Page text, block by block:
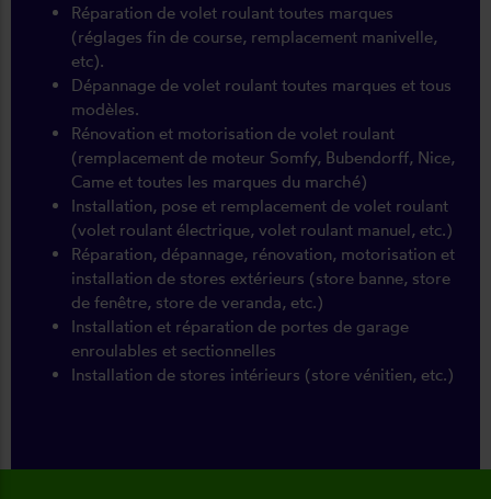
Réparation de volet roulant toutes marques
(réglages fin de course, remplacement manivelle,
etc).
Dépannage de volet roulant toutes marques et tous
modèles.
Rénovation et motorisation de volet roulant
(remplacement de moteur Somfy, Bubendorff, Nice,
Came et toutes les marques du marché)
Installation, pose et remplacement de volet roulant
(volet roulant électrique, volet roulant manuel, etc.)
Réparation, dépannage, rénovation, motorisation et
installation de stores extérieurs (store banne, store
de fenêtre, store de veranda, etc.)
Installation et réparation de portes de garage
enroulables et sectionnelles
Installation de stores intérieurs (store vénitien, etc.)